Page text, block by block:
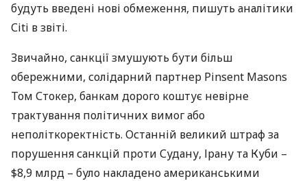
будуть введені нові обмеження, пишуть аналітики
Сiti в звіті.
Звичайно, санкції змушують бути більш
обережними, солідарний партнер Pinsent Masons
Том Стокер, банкам дорого коштує невірне
трактування політичних вимог або
неполіткоректність. Останній великий штраф за
порушення санкцій проти Судану, Ірану та Куби –
$8,9 млрд – було накладено американськими